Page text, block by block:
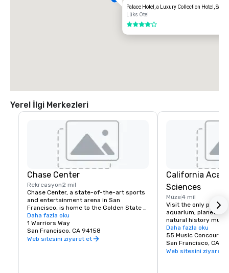
Palace Hotel, a Luxury Collection Hotel, San
Lüks Otel
4 / 5
Yerel İlgi Merkezleri
Chase Center
Rekreasyon2 mil
Chase Center, a state-of-the-art sports
and entertainment arena in San
Francisco, is home to the Golden State
Warriors and nearly 200 events per year.
Daha fazla oku
1 Warriors Way
San Francisco, CA 94158
Web sitesini ziyaret et
California
Sciences
Müze4 mil
Visit the only place
aquarium,
natural history
living roof.
Daha fazla oku
55 Music Concourse
San Francisco, CA
Web sitesini ziyaret